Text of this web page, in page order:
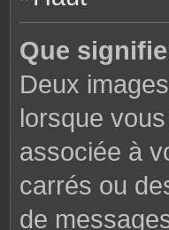
Que
Deux
lorsque
associée à
carrés ou
de